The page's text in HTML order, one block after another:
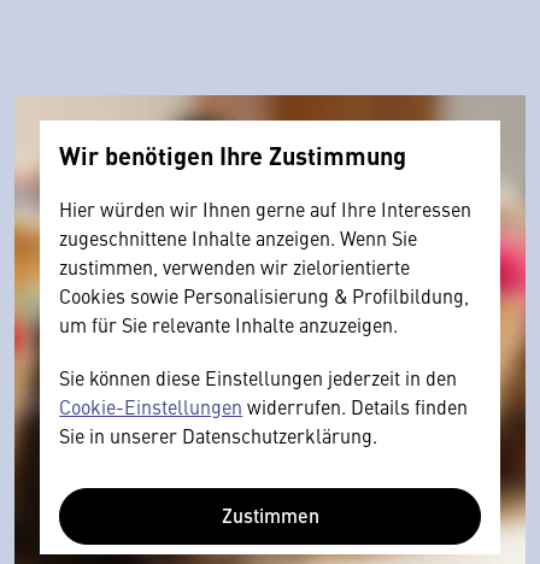
Wir benötigen Ihre Zustimmung
Hier würden wir Ihnen gerne auf Ihre Interessen
zugeschnittene Inhalte anzeigen. Wenn Sie
zustimmen, verwenden wir zielorientierte
Cookies sowie Personalisierung & Profilbildung,
um für Sie relevante Inhalte anzuzeigen.
Sie können diese Einstellungen jederzeit in den
Cookie-Einstellungen widerrufen. Details finden
Sie in unserer Datenschutzerklärung.
Zustimmen